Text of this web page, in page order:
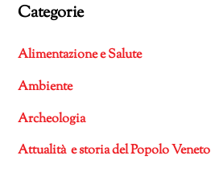
Categorie
Alimentazione e Salute
Ambiente
Archeologia
Attualità e storia del Popolo Veneto